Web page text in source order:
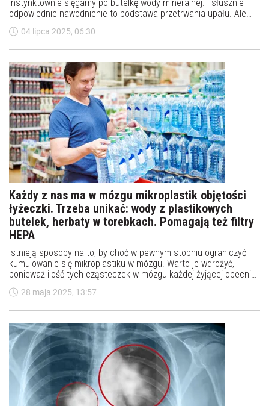
instynktownie sięgamy po butelkę wody mineralnej. I słusznie –
odpowiednie nawodnienie to podstawa przetrwania upału. Ale
czy zastanawiasz się, z czego pijesz? Jednorazowe butelki PET,
w których często sprzedawana jest woda, mogą w upalne dni
04 lipca 2025, 06:30
Każdy z nas ma w mózgu mikroplastik objętości
łyżeczki. Trzeba unikać: wody z plastikowych
butelek, herbaty w torebkach. Pomagają też filtry
HEPA
Istnieją sposoby na to, by choć w pewnym stopniu ograniczyć
kumulowanie się mikroplastiku w mózgu. Warto je wdrożyć,
ponieważ ilość tych cząsteczek w mózgu każdej żyjącej obecnie
osoby odpowiada objętości plastikowej łyżeczki - wskazali
eksperci na łamach "Brain Medicine”.
28 maja 2025, 13:57